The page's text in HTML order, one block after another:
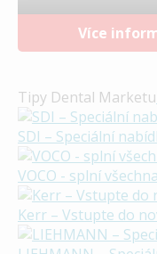
Více
Tipy Dental Marketu
SDI – Speciální
VOCO - splní
Kerr – Vstupte do